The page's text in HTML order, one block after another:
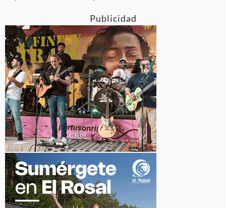
Publicidad